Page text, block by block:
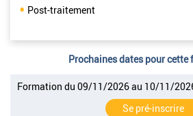
Post-traitement
Prochaines dates pour cette
Formation du 09/11/2026 au 10/11/
Se pré-inscrire